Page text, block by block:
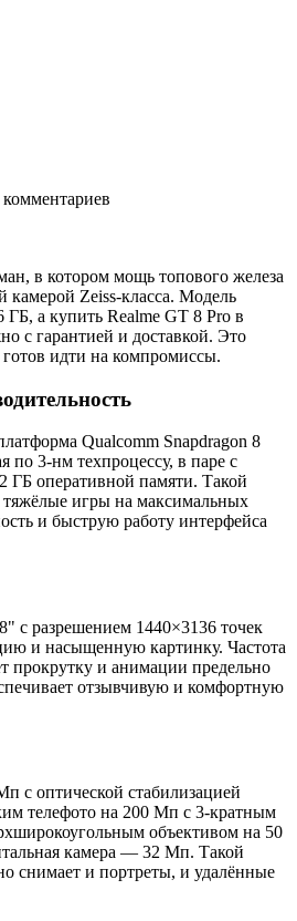
комментариев
в котором мощь топового железа
камерой Zeiss-класса. Модель
ГБ, а купить Realme GT 8 Pro в
с гарантией и доставкой. Это
идти на компромиссы.
Qualcomm Snapdragon 8
по 3-нм техпроцессу, в паре с
ГБ оперативной памяти. Такой
тяжёлые игры на максимальных
и быструю работу интерфейса
с разрешением 1440×3136 точек
и насыщенную картинку. Частота
прокрутку и анимации предельно
отзывчивую и комфортную
с оптической стабилизацией
телефото на 200 Мп с 3-кратным
объективом на 50
камера — 32 Мп. Такой
снимает и портреты, и удалённые